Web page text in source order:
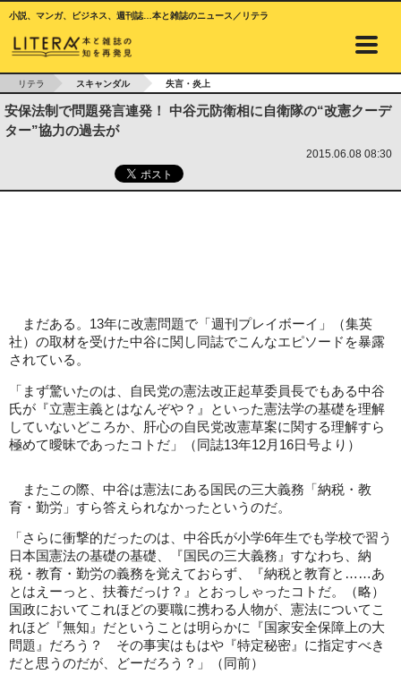
小説、マンガ、ビジネス、週刊誌…本と雑誌のニュース／リテラ
リテラ スキャンダル 失言・炎上
安保法制で問題発言連発！ 中谷元防衛相に自衛隊の“改憲クーデ
ター”協力の過去が
2015.06.08 08:30
まだある。13年に改憲問題で「週刊プレイボーイ」（集英
社）の取材を受けた中谷に関し同誌でこんなエピソードを暴露
されている。
「まず驚いたのは、自民党の憲法改正起草委員長でもある中谷
氏が『立憲主義とはなんぞや？』といった憲法学の基礎を理解
していないどころか、肝心の自民党改憲草案に関する理解すら
極めて曖昧であったコトだ」（同誌13年12月16日号より）
またこの際、中谷は憲法にある国民の三大義務「納税・教
育・勤労」すら答えられなかったというのだ。
「さらに衝撃的だったのは、中谷氏が小学6年生でも学校で習う
日本国憲法の基礎の基礎、『国民の三大義務』すなわち、納
税・教育・勤労の義務を覚えておらず、『納税と教育と……あ
とはえーっと、扶養だっけ？』とおっしゃったコトだ。（略）
国政においてこれほどの要職に携わる人物が、憲法についてこ
れほど『無知』だということは明らかに『国家安全保障上の大
問題』だろう？ その事実はもはや『特定秘密』に指定すべき
だと思うのだが、どーだろう？」（同前）